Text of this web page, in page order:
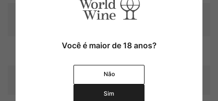
Graduação Alcóoli
14,5%
Amadurecimento
24 meses em barricas de
Você é maior de 18 anos?
Não
Sim